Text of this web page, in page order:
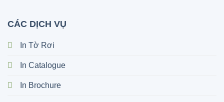
CÁC DỊCH VỤ
In Tờ Rơi
In Catalogue
In Brochure